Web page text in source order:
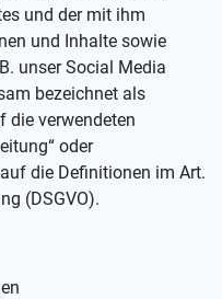
und der mit ihm
und Inhalte sowie
unser Social Media
bezeichnet als
die verwendeten
oder
die Definitionen im Art.
(DSGVO).